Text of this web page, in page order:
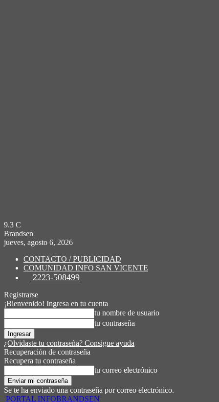
9.3 C
Brandsen
jueves, agosto 6, 2026
CONTACTO / PUBLICIDAD
COMUNIDAD INFO SAN VICENTE
2223-508499
Registrarse
¡Bienvenido! Ingresa en tu cuenta
tu nombre de usuario
tu contraseña
¿Olvidaste tu contraseña? Consigue ayuda
Recuperación de contraseña
Recupera tu contraseña
tu correo electrónico
Se te ha enviado una contraseña por correo electrónico.
PORTAL INFOBRANDSEN